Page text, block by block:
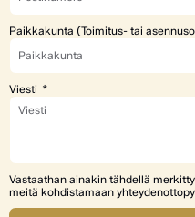
Paikkakunta (Toimitus- tai
Viesti
Vastaathan ainakin tähdellä
meitä kohdistamaan